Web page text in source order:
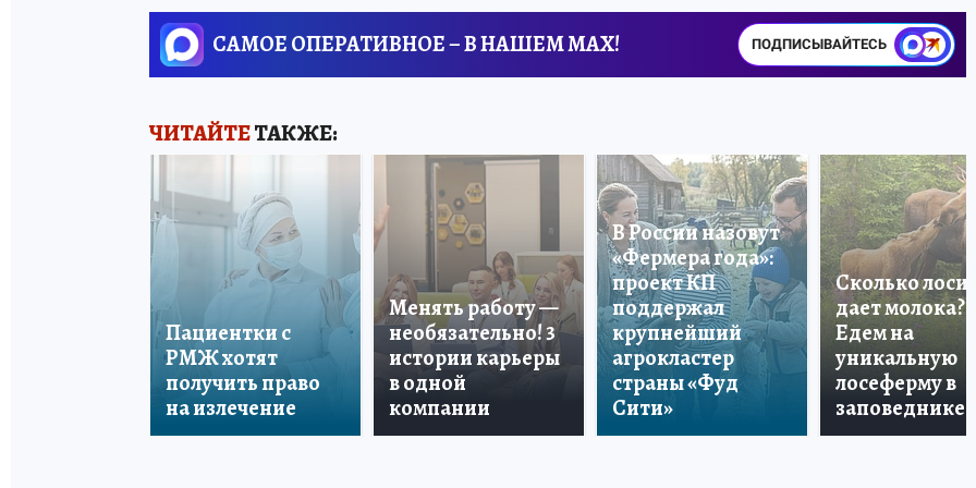
САМОЕ ОПЕРАТИВНОЕ – В НАШЕМ MAX! ПОДПИСЫВАЙТЕСЬ
ЧИТАЙТЕТАКЖЕ:
Пациентки с
РМЖ хотят
получить право
на излечение
Менять работу —
необязательно! 3
истории карьеры
в одной
компании
В России назовут
«Фермера года»:
проект КП
поддержал
крупнейший
агрокластер
страны «Фуд
Сити»
Сколько лосиха
дает молока?
Едем на
уникальную
лосеферму в
заповеднике!